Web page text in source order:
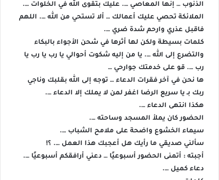
الذنوب … إنها المعاصي …. عليك بتقوى الله في الخلوات ….
الملائكة تحصي عليك أعمالك … ألا تستحي من الله …. اللهم
فاقبل عذري وارحم شدة ضري ….
كلمات بسيطة ولكن لها أثرها في شحن الأجواء بالبكاء
والتضرع إلى الله …. يا من إليه شكوت أحوالي يا رب يا رب يا
رب …. قو على خدمتك جوارحي …
ها نحن في آخر فقرات الدعاء … توجه إلى الله بقلبك وناجي
ربك بـ يا سريع الرضا اغفر لمن لا يملك إلا الدعاء ….
هكذا انتهى الدعاء ….
الحضور كان يملأ المسجد وساحته ….
سيماء الخشوع واضحة على ملامح الشباب ….
سألني صديقي ما رأيك هل أعجبك هذا العمل …. ؟!
أجبته : أتمنى الحضور أسبوعيًا … دعني أرافقكم أسبوعيًا ….
دعاء كميل ….